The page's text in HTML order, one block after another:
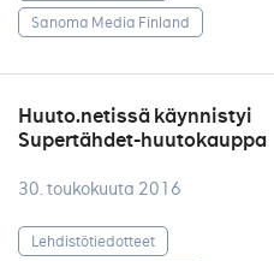
Sanoma Media Finland
Huuto.netissä käynnistyi
Supertähdet-huutokauppa
30. toukokuuta 2016
Lehdistötiedotteet